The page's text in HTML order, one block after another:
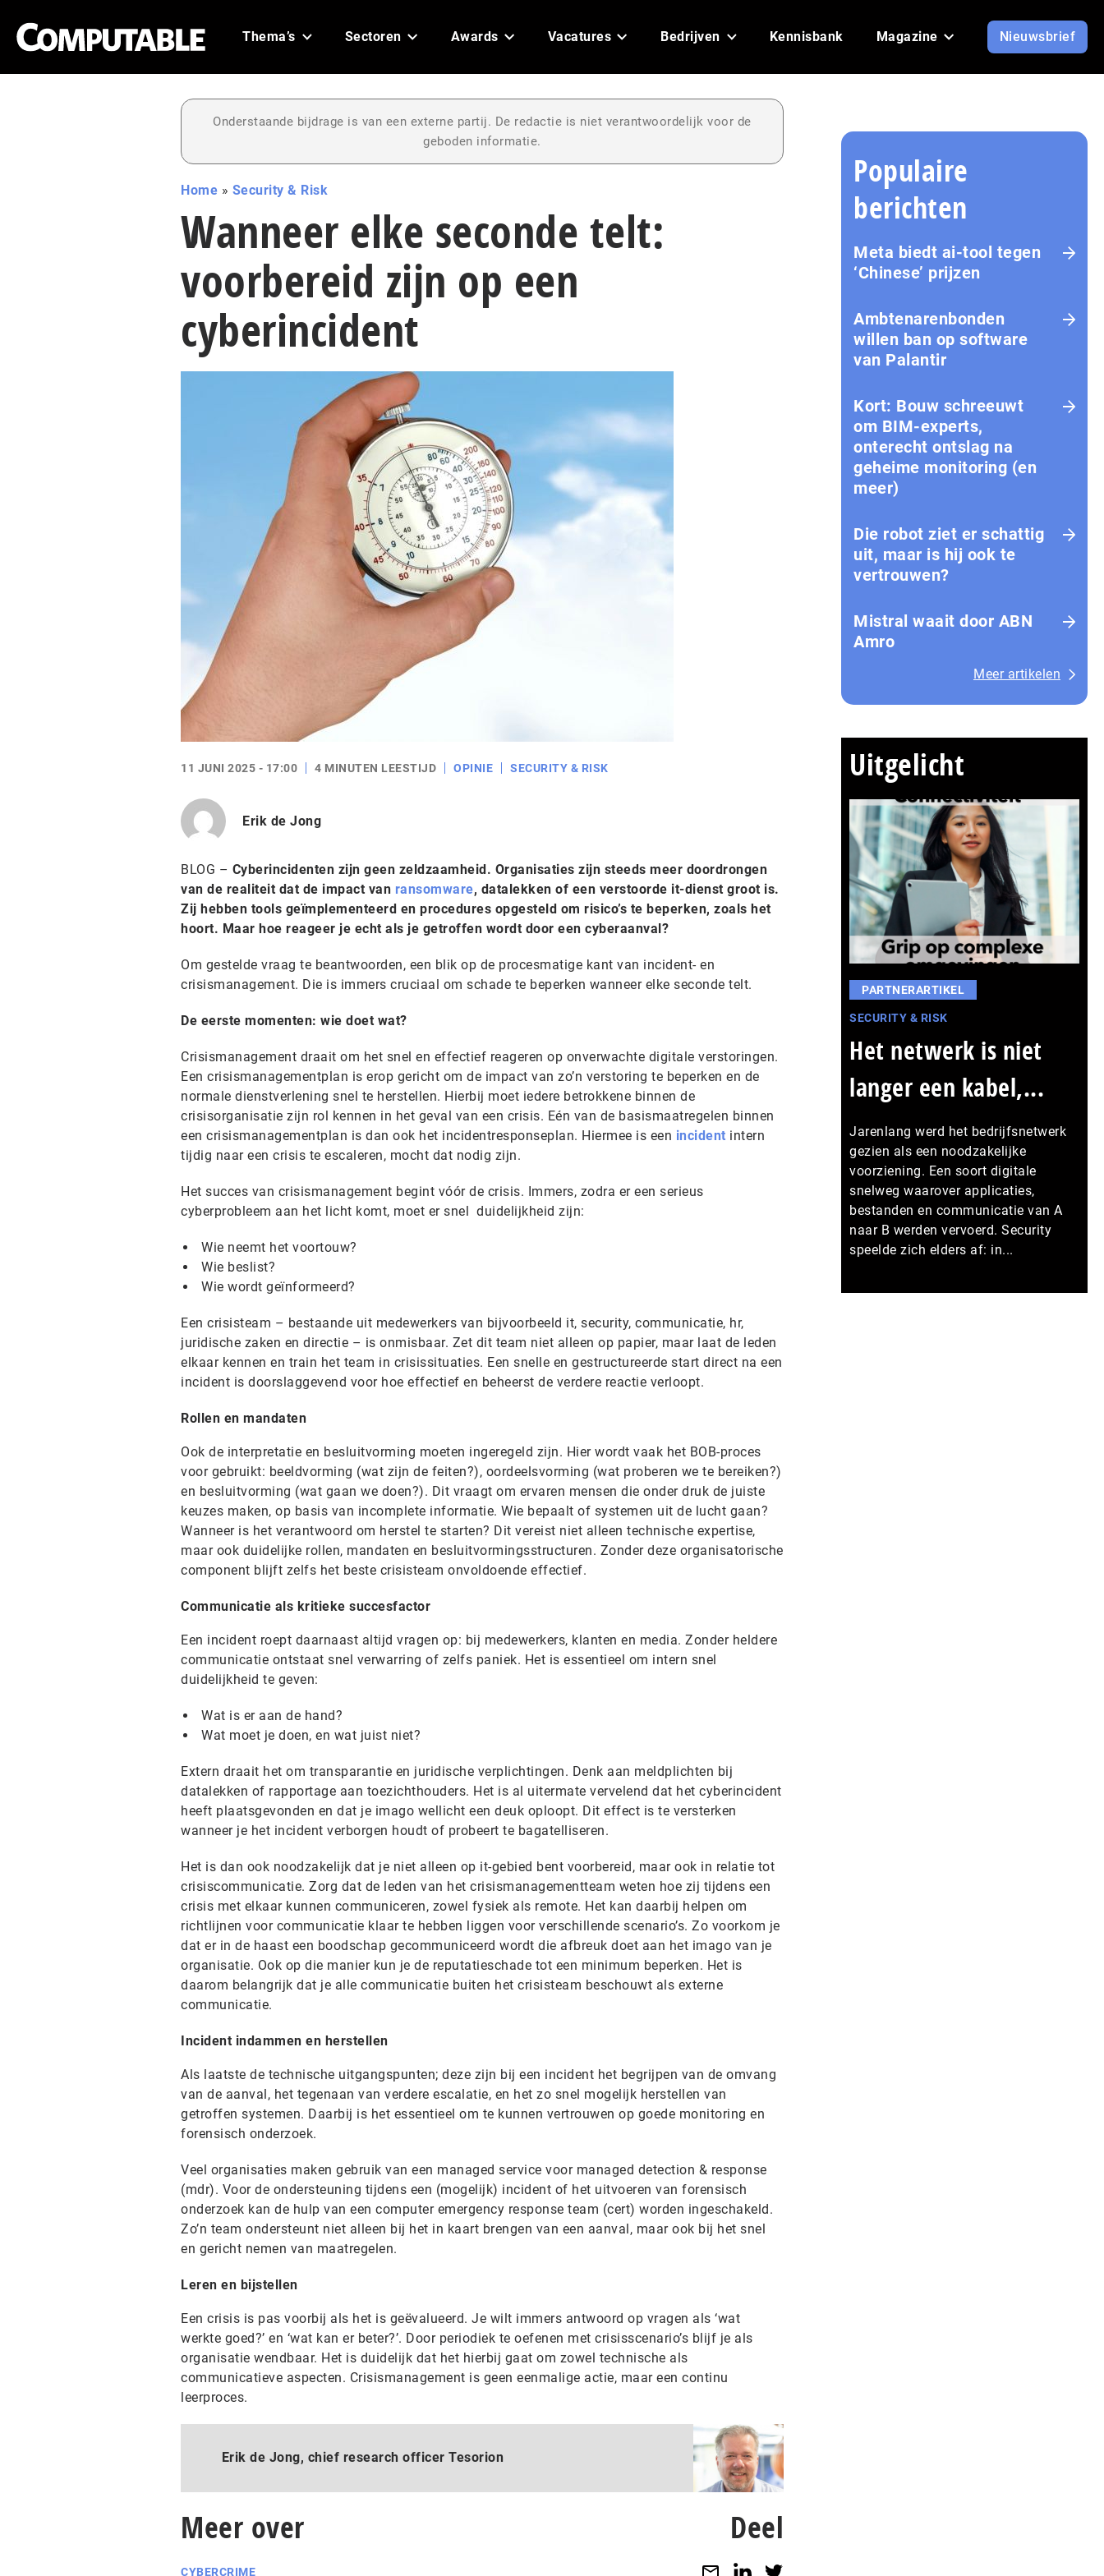
Thema’s Sectoren Awards Vacatures Bedrijven Kennisbank Magazine Nieuwsbrief
Onderstaande bijdrage is van een externe partij. De redactie is niet verantwoordelijk voor de
geboden informatie.
Home » Security & Risk
Wanneer elke seconde telt:
voorbereid zijn op een
cyberincident
11 JUNI 2025 - 17:00 4 MINUTEN LEESTIJD OPINIE SECURITY & RISK
Erik de Jong
BLOG – Cyberincidenten zijn geen zeldzaamheid. Organisaties zijn steeds meer doordrongen
van de realiteit dat de impact van ransomware, datalekken of een verstoorde it-dienst groot is.
Zij hebben tools geïmplementeerd en procedures opgesteld om risico’s te beperken, zoals het
hoort. Maar hoe reageer je echt als je getroffen wordt door een cyberaanval?
Om gestelde vraag te beantwoorden, een blik op de procesmatige kant van incident- en
crisismanagement. Die is immers cruciaal om schade te beperken wanneer elke seconde telt.
De eerste momenten: wie doet wat?
Crisismanagement draait om het snel en effectief reageren op onverwachte digitale verstoringen.
Een crisismanagementplan is erop gericht om de impact van zo’n verstoring te beperken en de
normale dienstverlening snel te herstellen. Hierbij moet iedere betrokkene binnen de
crisisorganisatie zijn rol kennen in het geval van een crisis. Eén van de basismaatregelen binnen
een crisismanagementplan is dan ook het incidentresponseplan. Hiermee is een incident intern
tijdig naar een crisis te escaleren, mocht dat nodig zijn.
Het succes van crisismanagement begint vóór de crisis. Immers, zodra er een serieus
cyberprobleem aan het licht komt, moet er snel duidelijkheid zijn:
Wie neemt het voortouw?
Wie beslist?
Wie wordt geïnformeerd?
Een crisisteam – bestaande uit medewerkers van bijvoorbeeld it, security, communicatie, hr,
juridische zaken en directie – is onmisbaar. Zet dit team niet alleen op papier, maar laat de leden
elkaar kennen en train het team in crisissituaties. Een snelle en gestructureerde start direct na een
incident is doorslaggevend voor hoe effectief en beheerst de verdere reactie verloopt.
Rollen en mandaten
Ook de interpretatie en besluitvorming moeten ingeregeld zijn. Hier wordt vaak het BOB-proces
voor gebruikt: beeldvorming (wat zijn de feiten?), oordeelsvorming (wat proberen we te bereiken?)
en besluitvorming (wat gaan we doen?). Dit vraagt om ervaren mensen die onder druk de juiste
keuzes maken, op basis van incomplete informatie. Wie bepaalt of systemen uit de lucht gaan?
Wanneer is het verantwoord om herstel te starten? Dit vereist niet alleen technische expertise,
maar ook duidelijke rollen, mandaten en besluitvormingsstructuren. Zonder deze organisatorische
component blijft zelfs het beste crisisteam onvoldoende effectief.
Communicatie als kritieke succesfactor
Een incident roept daarnaast altijd vragen op: bij medewerkers, klanten en media. Zonder heldere
communicatie ontstaat snel verwarring of zelfs paniek. Het is essentieel om intern snel
duidelijkheid te geven:
Wat is er aan de hand?
Wat moet je doen, en wat juist niet?
Extern draait het om transparantie en juridische verplichtingen. Denk aan meldplichten bij
datalekken of rapportage aan toezichthouders. Het is al uitermate vervelend dat het cyberincident
heeft plaatsgevonden en dat je imago wellicht een deuk oploopt. Dit effect is te versterken
wanneer je het incident verborgen houdt of probeert te bagatelliseren.
Het is dan ook noodzakelijk dat je niet alleen op it-gebied bent voorbereid, maar ook in relatie tot
crisiscommunicatie. Zorg dat de leden van het crisismanagementteam weten hoe zij tijdens een
crisis met elkaar kunnen communiceren, zowel fysiek als remote. Het kan daarbij helpen om
richtlijnen voor communicatie klaar te hebben liggen voor verschillende scenario’s. Zo voorkom je
dat er in de haast een boodschap gecommuniceerd wordt die afbreuk doet aan het imago van je
organisatie. Ook op die manier kun je de reputatieschade tot een minimum beperken. Het is
daarom belangrijk dat je alle communicatie buiten het crisisteam beschouwt als externe
communicatie.
Incident indammen en herstellen
Als laatste de technische uitgangspunten; deze zijn bij een incident het begrijpen van de omvang
van de aanval, het tegenaan van verdere escalatie, en het zo snel mogelijk herstellen van
getroffen systemen. Daarbij is het essentieel om te kunnen vertrouwen op goede monitoring en
forensisch onderzoek.
Veel organisaties maken gebruik van een managed service voor managed detection & response
(mdr). Voor de ondersteuning tijdens een (mogelijk) incident of het uitvoeren van forensisch
onderzoek kan de hulp van een computer emergency response team (cert) worden ingeschakeld.
Zo’n team ondersteunt niet alleen bij het in kaart brengen van een aanval, maar ook bij het snel
en gericht nemen van maatregelen.
Leren en bijstellen
Een crisis is pas voorbij als het is geëvalueerd. Je wilt immers antwoord op vragen als ‘wat
werkte goed?’ en ‘wat kan er beter?’. Door periodiek te oefenen met crisisscenario’s blijf je als
organisatie wendbaar. Het is duidelijk dat het hierbij gaat om zowel technische als
communicatieve aspecten. Crisismanagement is geen eenmalige actie, maar een continu
leerproces.
Erik de Jong, chief research officer Tesorion
Meer over
CYBERCRIME
Deel
Populaire
berichten
Meta biedt ai-tool tegen
‘Chinese’ prijzen
Ambtenarenbonden
willen ban op software
van Palantir
Kort: Bouw schreeuwt
om BIM-experts,
onterecht ontslag na
geheime monitoring (en
meer)
Die robot ziet er schattig
uit, maar is hij ook te
vertrouwen?
Mistral waait door ABN
Amro
Meer artikelen
Uitgelicht
PARTNERARTIKEL
SECURITY & RISK
Het netwerk is niet
langer een kabel,...
Jarenlang werd het bedrijfsnetwerk
gezien als een noodzakelijke
voorziening. Een soort digitale
snelweg waarover applicaties,
bestanden en communicatie van A
naar B werden vervoerd. Security
speelde zich elders af: in...